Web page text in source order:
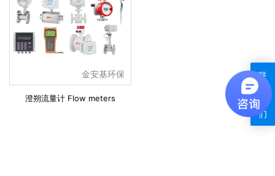
金安基环保
澄朔流量计 Flow meters
联
我
们